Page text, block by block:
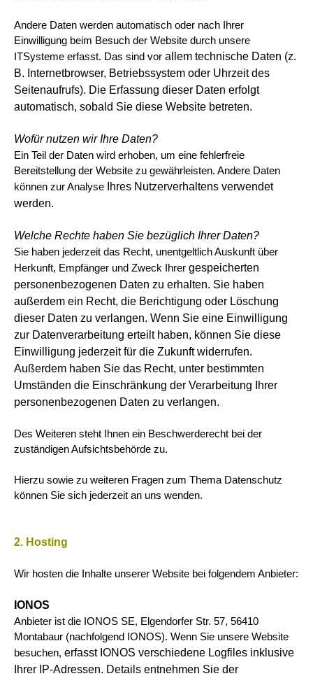
Andere Daten werden automatisch oder nach Ihrer
Einwilligung beim Besuch der Website durch unsere
ITSysteme erfasst. Das sind vor allem technische Daten (z.
B. Internetbrowser, Betriebssystem oder Uhrzeit des
Seitenaufrufs). Die Erfassung dieser Daten erfolgt
automatisch, sobald Sie diese Website betreten.
Wofür nutzen wir Ihre Daten?
Ein Teil der Daten wird erhoben, um eine fehlerfreie
Bereitstellung der Website zu gewährleisten. Andere Daten
können zur Analyse
Ihres Nutzerverhaltens verwendet
werden.
Welche Rechte haben Sie bezüglich Ihrer Daten?
Sie haben jederzeit das Recht, unentgeltlich Auskunft über
Herkunft, Empfänger und Zweck Ihrer gespeicherten
personenbezogenen Daten zu erhalten. Sie haben
außerdem ein Recht, die Berichtigung oder Löschung
dieser Daten zu verlangen. Wenn Sie eine Einwilligung
zur Datenverarbeitung erteilt haben, können Sie diese
Einwilligung jederzeit für die Zukunft widerrufen.
Außerdem haben Sie das Recht, unter bestimmten
Umständen die Einschränkung der Verarbeitung Ihrer
personenbezogenen Daten zu verlangen.
Des Weiteren steht Ihnen ein Beschwerderecht bei der
zuständigen Aufsichtsbehörde zu.
Hierzu sowie zu weiteren Fragen zum Thema Datenschutz
können Sie sich jederzeit an uns wenden.
2. Hosting
Wir hosten die Inhalte unserer Website bei folgendem Anbieter:
IONOS
Anbieter ist die IONOS SE, Elgendorfer Str. 57, 56410
Montabaur (nachfolgend IONOS). Wenn Sie unsere Website
besuchen, erfasst IONOS verschiedene Logfiles inklusive
Ihrer IP-Adressen. Details entnehmen Sie der